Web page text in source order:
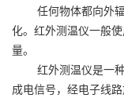
任何物体都向外辐
化。红外测温仪一般
量。
红外测温仪是一种
成电信号，经电子线